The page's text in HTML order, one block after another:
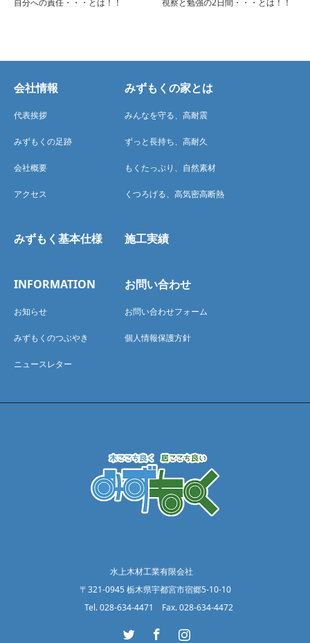
自分への責任・・・とは！！ 視察と勉強の2日間・・・とは！！
会社情報
代表挨拶
みずもくの足跡
会社概要
アクセス
みずもくの家とは
みんなを守る、高耐震
ずっと長持ち、高耐久
もくたっぷり、自然素材
くつろげる、高気密高断熱
みずもく基本仕様 施工実績
INFORMATION
お知らせ
みずもくのつぶやき
ニュースレター
お問い合わせ
お問い合わせフォーム
個人情報保護方針
水上木材工業有限会社
〒321-0945 栃木県宇都宮市宿郷5-10-10
Tel. 028-634-4471 Fax. 028-634-4472